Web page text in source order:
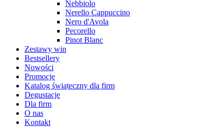
Nebbiolo
Nerello Cappuccino
Nero d'Avola
Pecorello
Pinot Blanc
Zestawy win
Bestsellery
Nowości
Promocje
Katalog świąteczny dla firm
Degustacje
Dla firm
O nas
Kontakt